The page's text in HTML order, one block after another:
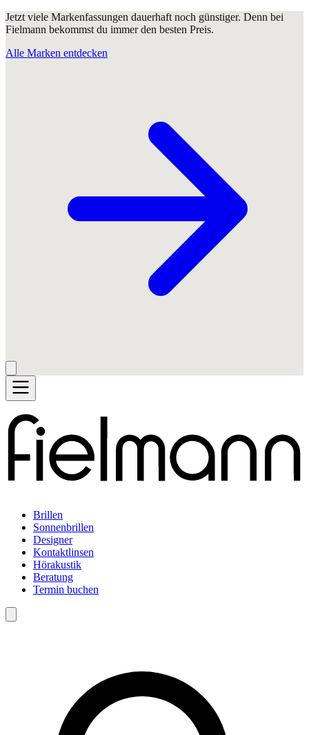
Jetzt viele Markenfassungen dauerhaft noch günstiger. Denn bei
Fielmann bekommst du immer den besten Preis.
Alle Marken entdecken
Brillen
Sonnenbrillen
Designer
Kontaktlinsen
Hörakustik
Beratung
Termin buchen